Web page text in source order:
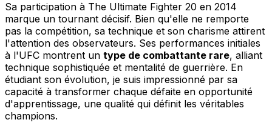
Sa participation à The Ultimate Fighter 20 en 2014
marque un tournant décisif. Bien qu'elle ne remporte
pas la compétition, sa technique et son charisme attirent
l'attention des observateurs. Ses performances initiales
à l'UFC montrent un type de combattante rare, alliant
technique sophistiquée et mentalité de guerrière. En
étudiant son évolution, je suis impressionné par sa
capacité à transformer chaque défaite en opportunité
d'apprentissage, une qualité qui définit les véritables
champions.